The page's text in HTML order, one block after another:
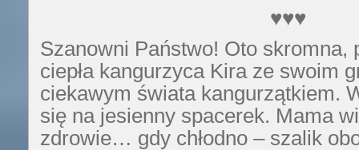
♥♥♥
Szanowni Państwo! Oto skromna,
ciepła kangurzyca Kira ze swoim
ciekawym świata kangurzątkiem.
się na jesienny spacerek. Mama
zdrowie… gdy chłodno – szalik